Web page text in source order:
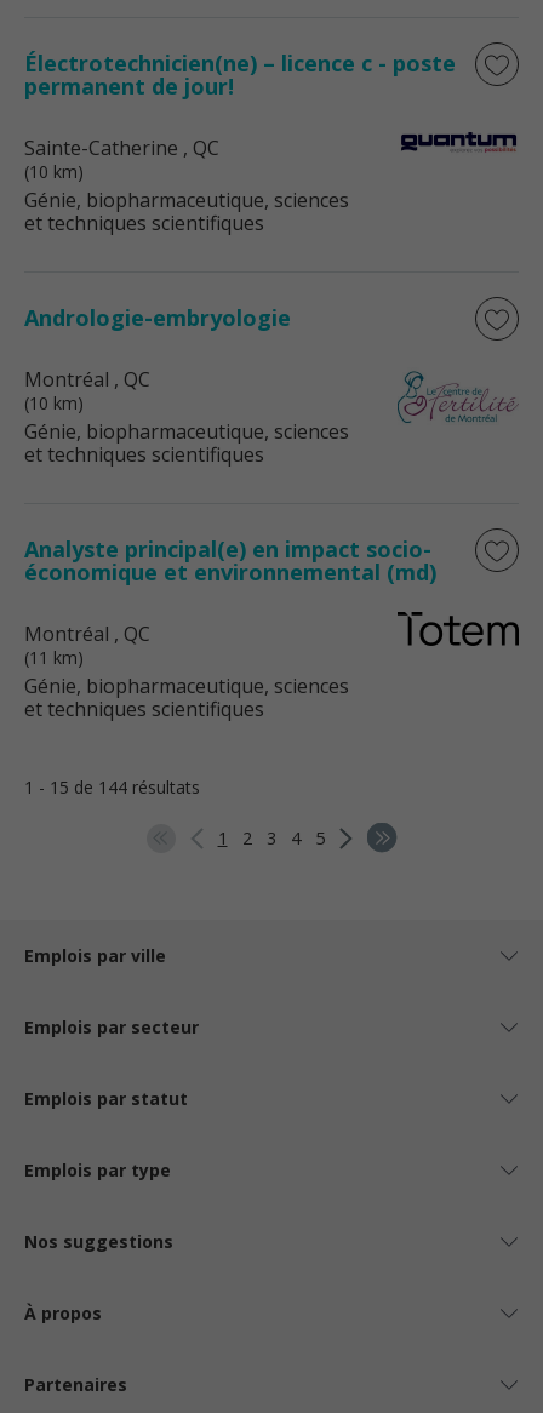
Électrotechnicien(ne) – licence c - poste
permanent de jour!
Sainte-Catherine , QC
(10 km)
Génie, biopharmaceutique, sciences
et techniques scientifiques
Andrologie-embryologie
Montréal , QC
(10 km)
Génie, biopharmaceutique, sciences
et techniques scientifiques
Analyste principal(e) en impact socio-
économique et environnemental (md)
Montréal , QC
(11 km)
Génie, biopharmaceutique, sciences
et techniques scientifiques
1 - 15 de 144 résultats
1 2 3 4 5
Emplois par ville
Emplois par secteur
Emplois par statut
Emplois par type
Nos suggestions
À propos
Partenaires